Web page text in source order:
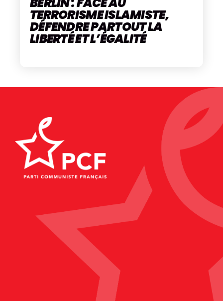
TERRORISME ISLAMISTE,
DÉFENDRE PARTOUT LA
LIBERTÉ ET L’ÉGALITÉ